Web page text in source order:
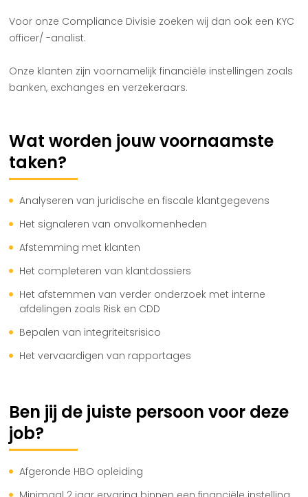
Voor onze Compliance Divisie zoeken wij dan ook een KYC
officer/ -analist.
Onze klanten zijn voornamelijk financiële instellingen zoals
banken, exchanges en verzekeraars.
Wat worden jouw voornaamste
taken?
Analyseren van juridische en fiscale klantgegevens
Het signaleren van onvolkomenheden
Afstemming met klanten
Het completeren van klantdossiers
Het afstemmen van verder onderzoek met interne
afdelingen zoals Risk en CDD
Bepalen van integriteitsrisico
Het vervaardigen van rapportages
Ben jij de juiste persoon voor deze
job?
Afgeronde HBO opleiding